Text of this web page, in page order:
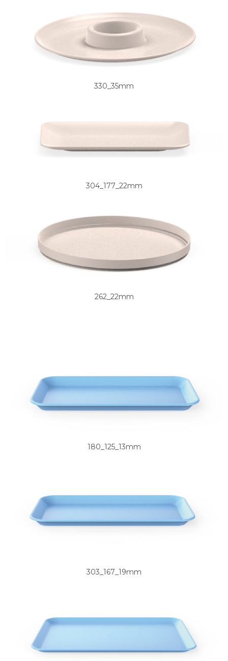
330_35mm
304_177_22mm
262_22mm
180_125_13mm
303_167_19mm